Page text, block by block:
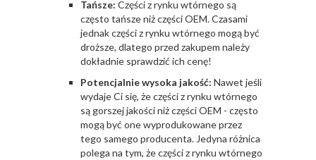
Tańsze: Części z rynku wtórnego są
często tańsze niż części OEM. Czasami
jednak części z rynku wtórnego mogą być
droższe, dlatego przed zakupem należy
dokładnie sprawdzić ich cenę!
Potencjalnie wysoka jakość: Nawet jeśli
wydaje Ci się, że części z rynku wtórnego
są gorszej jakości niż części OEM - często
mogą być one wyprodukowane przez
tego samego producenta. Jedyna różnica
polega na tym, że części z rynku wtórnego